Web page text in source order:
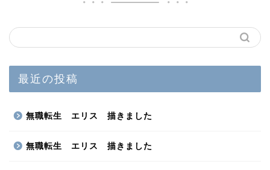
最近の投稿
無職転生 エリス 描きました
無職転生 エリス 描きました